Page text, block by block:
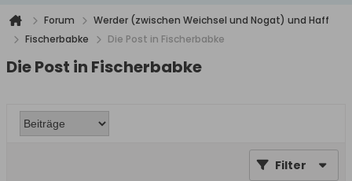
Forum
Werder (zwischen Weichsel und Nogat) und Haff
Fischerbabke
Die Post in Fischerbabke
Die Post in Fischerbabke
Filter